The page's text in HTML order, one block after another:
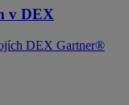
v DEX
DEX Gartner®